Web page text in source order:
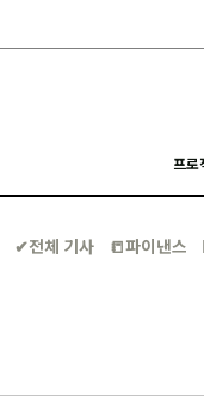
프로
✔︎전체 기사 📒파이낸스